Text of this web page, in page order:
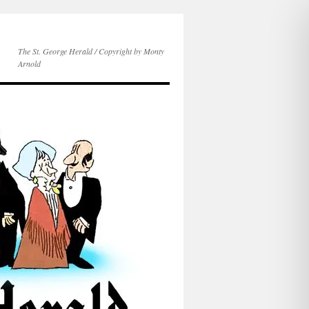
The St. George Herald / Copyright by Monty
Arnold